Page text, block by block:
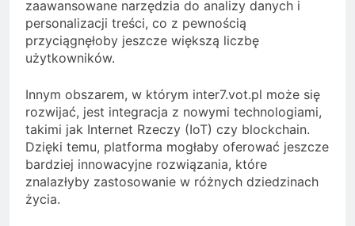
zaawansowane narzędzia do analizy danych i
personalizacji treści, co z pewnością
przyciągnęłoby jeszcze większą liczbę
użytkowników.
Innym obszarem, w którym inter7.vot.pl może się
rozwijać, jest integracja z nowymi technologiami,
takimi jak Internet Rzeczy (IoT) czy blockchain.
Dzięki temu, platforma mogłaby oferować jeszcze
bardziej innowacyjne rozwiązania, które
znalazłyby zastosowanie w różnych dziedzinach
życia.